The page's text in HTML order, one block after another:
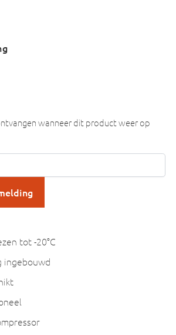
wanneer dit product weer op
tot -20°C
ingebouwd